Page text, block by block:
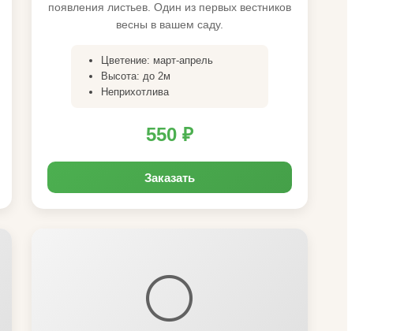
появления листьев. Один из первых вестников
весны в вашем саду.
Цветение: март-апрель
Высота: до 2м
Неприхотлива
550 ₽
Заказать
⚪